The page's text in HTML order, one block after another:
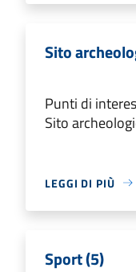
Sito
Punti di
Sito
LEGGI DI PIÙ
Sport (5)